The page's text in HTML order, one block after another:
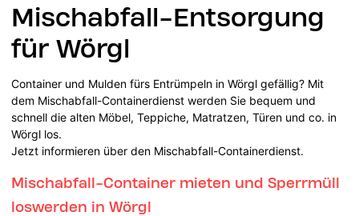
Mischabfall-Entsorgung
für Wörgl
Container und Mulden fürs Entrümpeln in Wörgl gefällig? Mit
dem Mischabfall-Containerdienst werden Sie bequem und
schnell die alten Möbel, Teppiche, Matratzen, Türen und co. in
Wörgl los.
Jetzt informieren über den Mischabfall-Containerdienst.
Mischabfall-Container mieten und Sperrmüll
loswerden in Wörgl